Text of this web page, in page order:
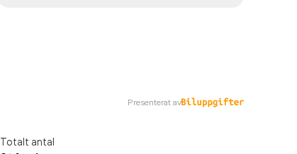
Presenterat av
Totalt antal